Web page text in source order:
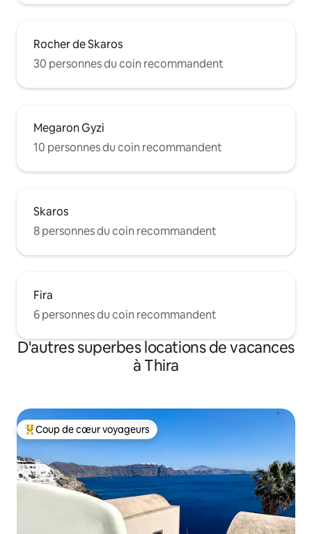
Rocher de Skaros
30 personnes du coin recommandent
Megaron Gyzi
10 personnes du coin recommandent
Skaros
8 personnes du coin recommandent
Fira
6 personnes du coin recommandent
D'autres superbes locations de vacances
à Thira
Coup de cœur voyageurs parmi les plus aimés
Coup de cœur voyageurs